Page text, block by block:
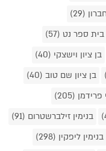
(29)
בית ספר נט (57)
בן ציון וישצקי (40)
בן ציון שם טוב (40)
(205)
בנימין זילברשטרום (91)
בנימין ליפקין (298)